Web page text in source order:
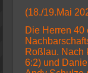
(18./19.Mai
Die Herren 40
Roßlau. Nach
6:2) und